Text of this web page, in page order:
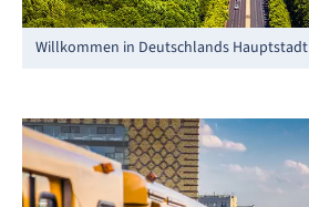
Willkommen in Deutschlands Hauptstadt